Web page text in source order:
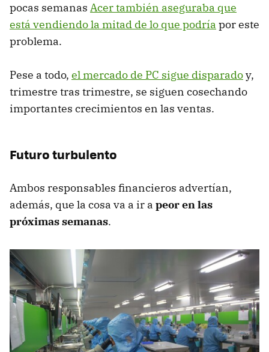
pocas semanas Acer también aseguraba que
está vendiendo la mitad de lo que podría por este
problema.
Pese a todo, el mercado de PC sigue disparadoy,
trimestre tras trimestre, se siguen cosechando
importantes crecimientos en las ventas.
Futuro turbulento
Ambos responsables financieros advertían,
además, que la cosa va a ir a peor en las
próximas semanas.